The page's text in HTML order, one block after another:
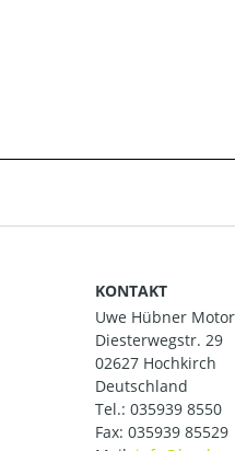
KONTAKT
Uwe Hübner
Diesterwegstr. 29
02627 Hochkirch
Deutschland
Tel.: 035939 8550
Fax: 035939 85529